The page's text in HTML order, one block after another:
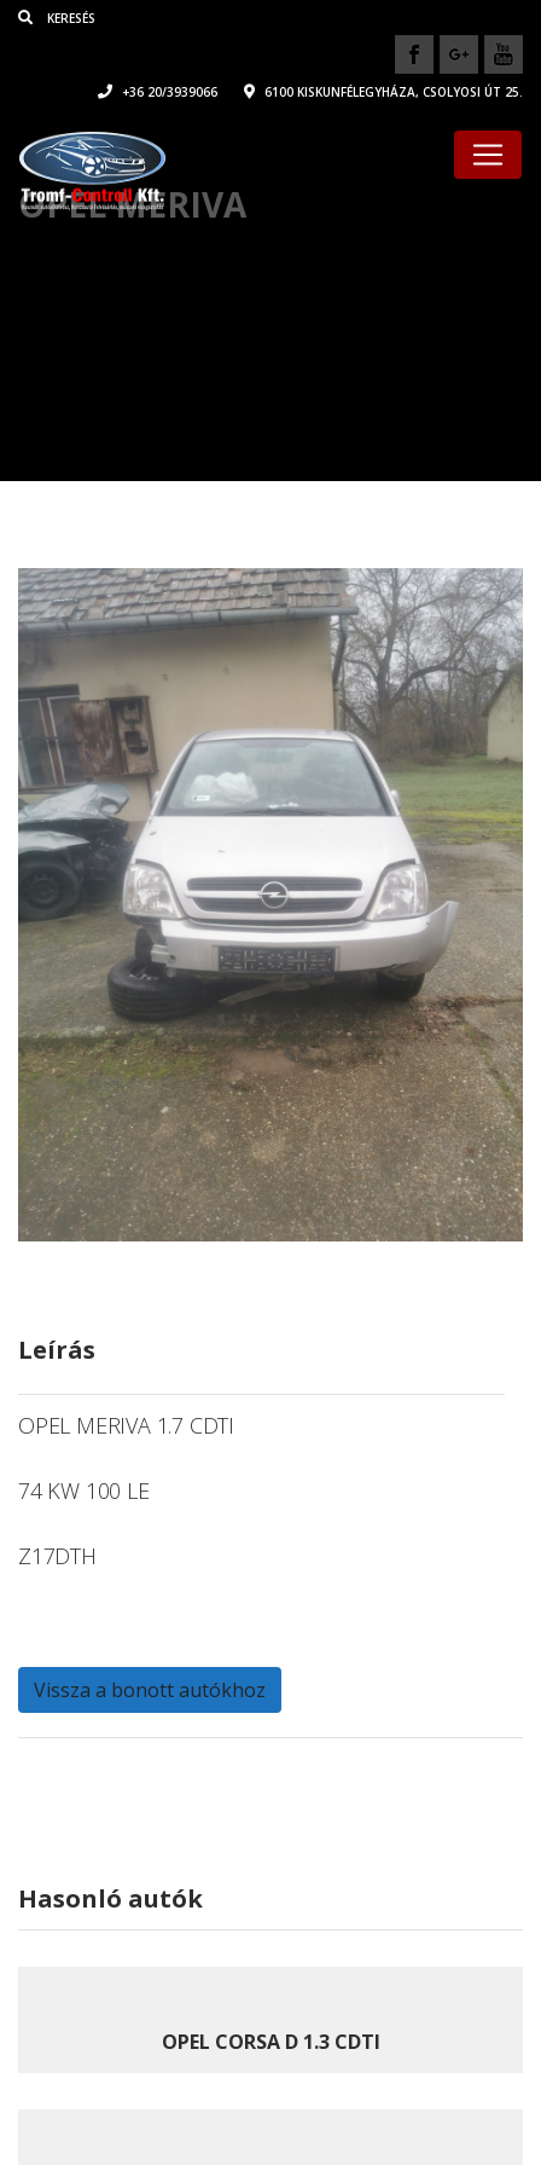
+36 20/3939066 6100 KISKUNFÉLEGYHÁZA, CSOLYOSI ÚT 25.
OPEL MERIVA
Leírás
OPEL MERIVA 1.7 CDTI
74 KW 100 LE
Z17DTH
Vissza a bonott autókhoz
Hasonló autók
OPEL CORSA D 1.3 CDTI